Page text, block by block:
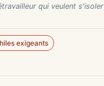
qui veulent s'isoler
exigeants